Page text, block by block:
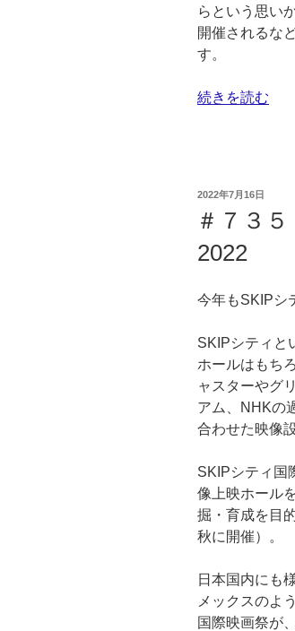
振
り
返
て”
らという思い
開催されるな
す。
“＃
み
の
画
館
２
２”
の
続きを読む
投
日:
2022年7月16日
＃７３
2022
今年もSKIPシ
SKIPシティと
ホールはもち
ャスターやグ
アム、NHKの
合わせた映像
SKIPシティ国
像上映ホール
掘・育成を目
秋に開催）。
日本国内にも
メックスのよ
国際映画祭が